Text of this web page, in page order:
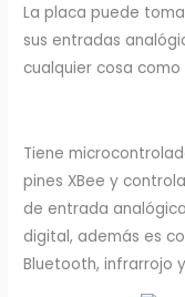
La placa puede
sus entradas
cualquier cosa
Tiene
pines XBee y
de entrada
digital, además es
Bluetooth, infrarrojo